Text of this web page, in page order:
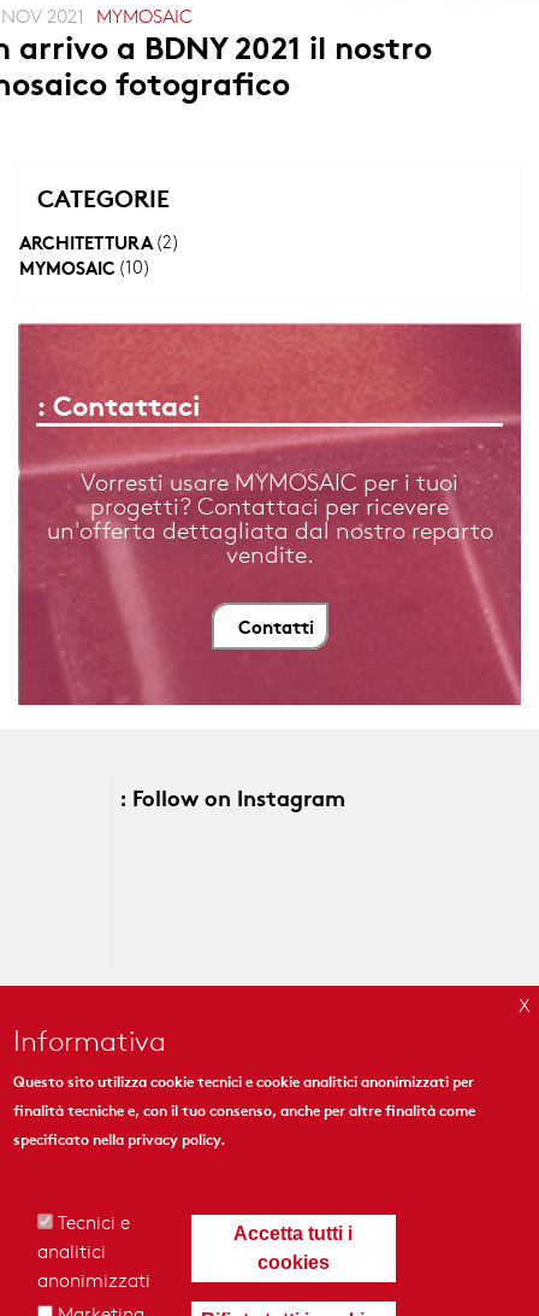
NOV 2021 MYMOSAIC
arrivo a BDNY 2021 il nostro
fotografico
CATEGORIE
ARCHITETTURA (2)
MYMOSAIC (10)
: Contattaci
Vorresti usare MYMOSAIC per i tuoi
progetti? Contattaci per ricevere
un'offerta dettagliata dal nostro reparto
vendite.
Contatti
: Follow on Instagram
MYMOSAIC
Informativa
Questo sito utilizza cookie tecnici e cookie analitici anonimizzati per
finalità tecniche e, con il tuo consenso, anche per altre finalità come
specificato nella privacy policy.
Tecnici e
analitici
anonimizzati
Accetta tutti i
cookies